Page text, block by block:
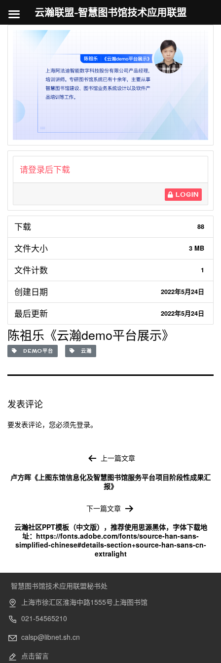
请登录后下载
LOGIN
下载 88
文件大小 3 MB
文件计数 1
创建日期 2022年5月24日
最后更新 2022年5月24日
陈祖乐《云瀚demo平台展示》
DEMO平台 云瀚
发表评论
要发表评论，您必须先登录。
导
航
上一篇文章
卢方晖《上图东馆信息化及智慧图书馆服务平台项目阶段性成果汇
报》
下一篇文章
云瀚社区PPT模板（中文版），推荐使用思源黑体，字体下载地
址：https://fonts.adobe.com/fonts/source-han-sans-
simplified-chinese#details-section+source-han-sans-cn-
extralight
智慧图书馆技术应用联盟秘书处
上海市徐汇区淮海中路1555号上海图书馆
021-54565210
calsp@libnet.sh.cn
点击留言
云瀚联盟-智慧图书馆技术应用联盟